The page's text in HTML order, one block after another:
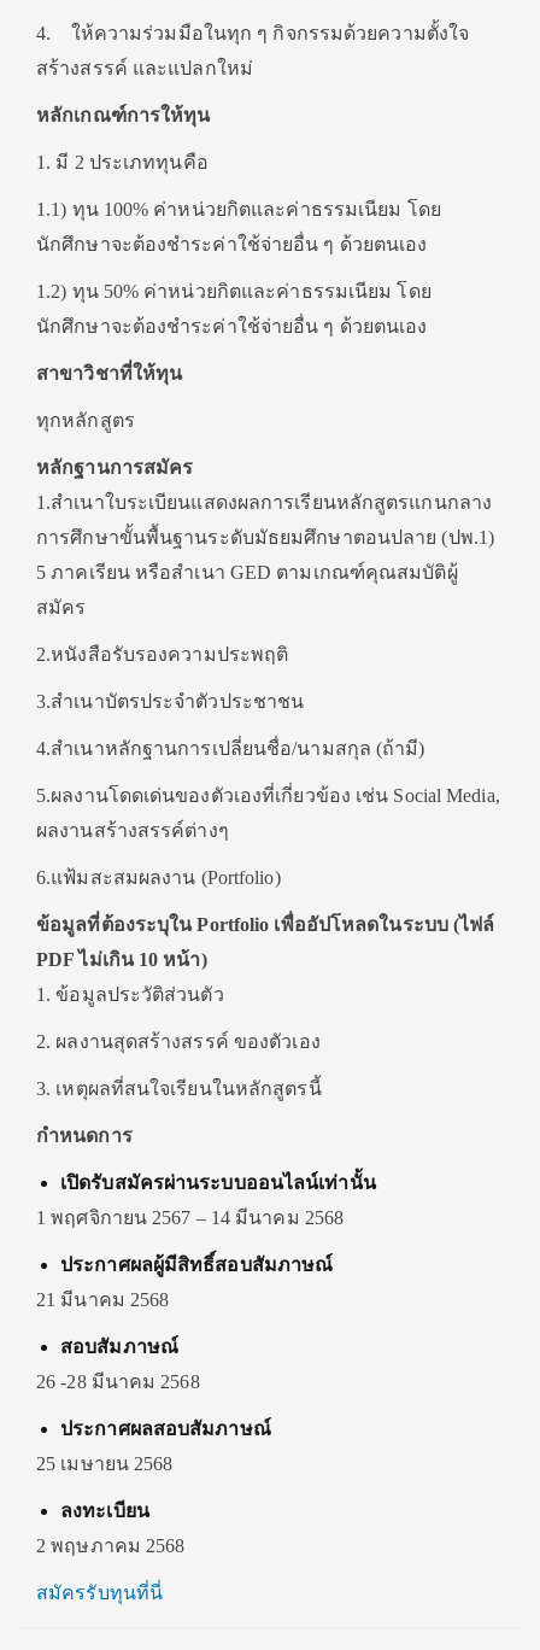
4. ให้ความร่วมมือในทุก ๆ กิจกรรมด้วยความตั้งใจ
สร้างสรรค์ และแปลกใหม่
หลักเกณฑ์การให้ทุน
1. มี 2 ประเภททุนคือ
1.1) ทุน 100% ค่าหน่วยกิตและค่าธรรมเนียม โดย
นักศึกษาจะต้องชำระค่าใช้จ่ายอื่น ๆ ด้วยตนเอง
1.2) ทุน 50% ค่าหน่วยกิตและค่าธรรมเนียม โดย
นักศึกษาจะต้องชำระค่าใช้จ่ายอื่น ๆ ด้วยตนเอง
สาขาวิชาที่ให้ทุน
ทุกหลักสูตร
หลักฐานการสมัคร
1.สำเนาใบระเบียนแสดงผลการเรียนหลักสูตรแกนกลาง
การศึกษาขั้นพื้นฐานระดับมัธยมศึกษาตอนปลาย (ปพ.1)
5 ภาคเรียน หรือสำเนา GED ตามเกณฑ์คุณสมบัติผู้
สมัคร
2.หนังสือรับรองความประพฤติ
3.สำเนาบัตรประจำตัวประชาชน
4.สำเนาหลักฐานการเปลี่ยนชื่อ/นามสกุล (ถ้ามี)
5.ผลงานโดดเด่นของตัวเองที่เกี่ยวข้อง เช่น Social Media,
ผลงานสร้างสรรค์ต่างๆ
6.แฟ้มสะสมผลงาน (Portfolio)
ข้อมูลที่ต้องระบุใน Portfolio เพื่ออัปโหลดในระบบ (ไฟล์
PDF ไม่เกิน 10 หน้า)
1. ข้อมูลประวัติส่วนตัว
2. ผลงานสุดสร้างสรรค์ ของตัวเอง
3. เหตุผลที่สนใจเรียนในหลักสูตรนี้
กำหนดการ
เปิดรับสมัครผ่านระบบออนไลน์เท่านั้น
1 พฤศจิกายน 2567 – 14 มีนาคม 2568
ประกาศผลผู้มีสิทธิ์สอบสัมภาษณ์
21 มีนาคม 2568
สอบสัมภาษณ์
26 -28 มีนาคม 2568
ประกาศผลสอบสัมภาษณ์
25 เมษายน 2568
ลงทะเบียน
2 พฤษภาคม 2568
สมัครรับทุนที่นี่